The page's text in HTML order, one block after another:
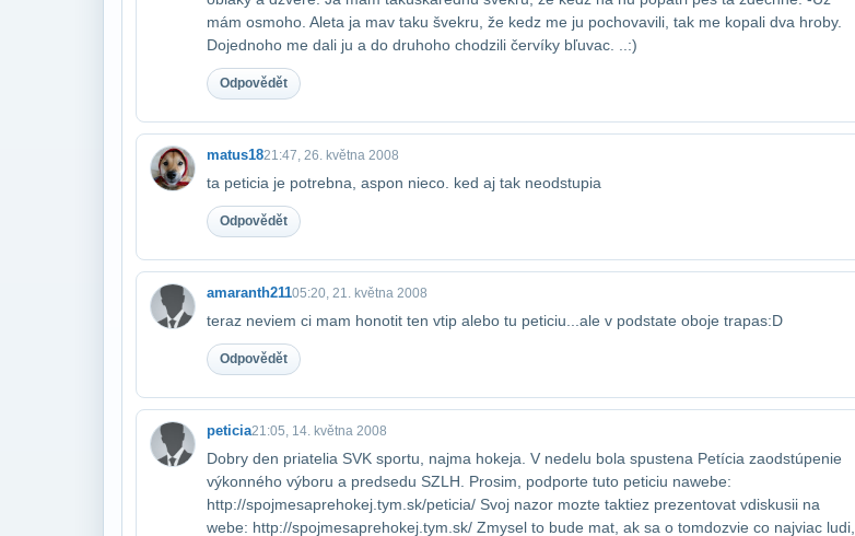
mám osmoho. Ale​ta ja mav taku švekru, že kedz me ju pochovavili, tak me kopali dva hroby.
Do​jednoho me dali ju a do druhoho chodzili červíky bľuvac. ..:)
Odpovědět
matus1821:47, 26. května 2008
ta peticia je potrebna, aspon nieco. ked aj tak neodstupia
Odpovědět
amaranth21105:20, 21. května 2008
teraz neviem ci mam honotit ten vtip alebo tu peticiu...ale v podstate oboje trapas:D
Odpovědět
peticia21:05, 14. května 2008
Dobry den priatelia SVK sportu, najma hokeja. V nedelu bola spustena Petícia za​odstúpenie
výkonného výboru a predsedu SZLH. Prosim, podporte tuto peticiu na​webe:
http://spojmesaprehokej.tym.sk/peticia/ Svoj nazor mozte taktiez prezentovat v​diskusii na
webe: http://spojmesaprehokej.tym.sk/ Zmysel to bude mat, ak sa o tom​dozvie co najviac ludi,